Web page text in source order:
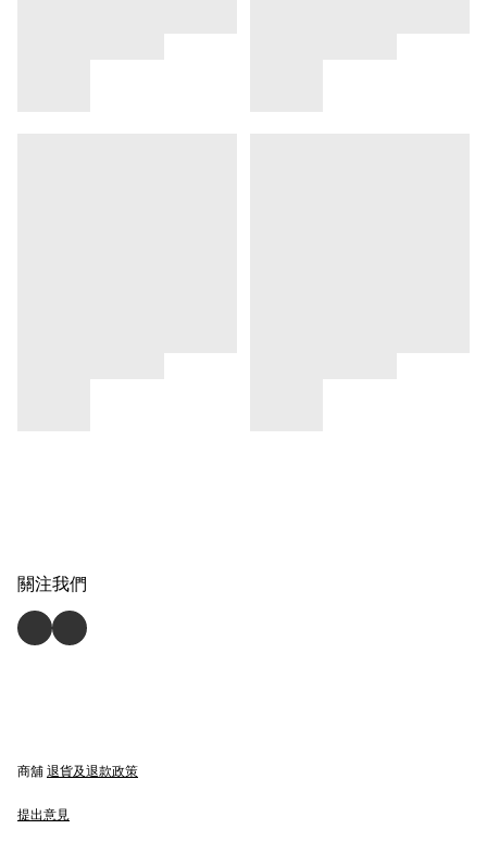
關注我們
商舖 退貨及退款政策
提出意見